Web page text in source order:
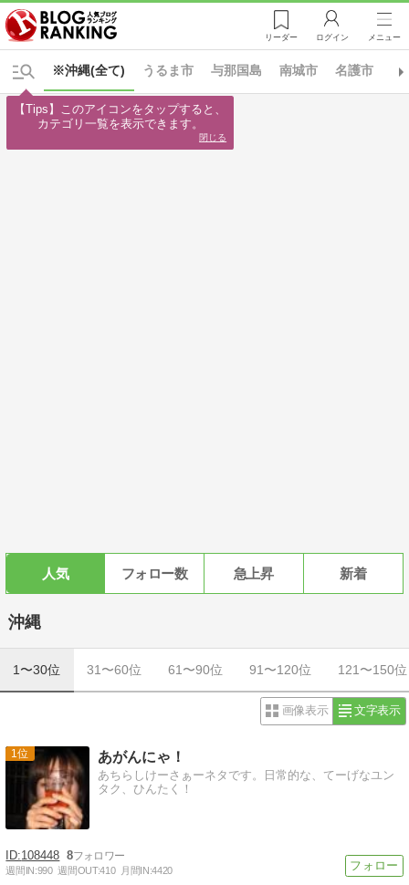
リーダー ログイン メニュー
※沖縄(全て) うるま市 与那国島 南城市 名護市
人気 フォロー数 急上昇 新着
沖縄
1〜30位 31〜60位 61〜90位 91〜120位 121〜150位
画像表示 文字表示
1 あがんにゃ！
あちらしけーさぁーネタです。日常的な、てーげなユン
タク、ひんたく！
108448 8
週間IN:990 週間OUT:410 月間IN:4420
【Tips】このアイコンをタップすると、
カテゴリ一覧を表示できます。
閉じる